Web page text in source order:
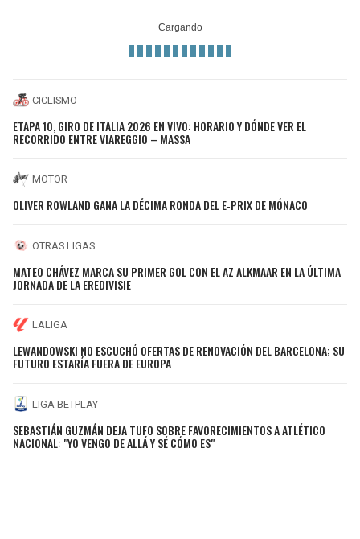
CICLISMO
ETAPA 10, GIRO DE ITALIA 2026 EN VIVO: HORARIO Y DÓNDE VER EL
RECORRIDO ENTRE VIAREGGIO – MASSA
MOTOR
OLIVER ROWLAND GANA LA DÉCIMA RONDA DEL E‑PRIX DE MÓNACO
OTRAS LIGAS
MATEO CHÁVEZ MARCA SU PRIMER GOL CON EL AZ ALKMAAR EN LA ÚLTIMA
JORNADA DE LA EREDIVISIE
LALIGA
LEWANDOWSKI NO ESCUCHÓ OFERTAS DE RENOVACIÓN DEL BARCELONA; SU
FUTURO ESTARÍA FUERA DE EUROPA
LIGA BETPLAY
SEBASTIÁN GUZMÁN DEJA TUFO SOBRE FAVORECIMIENTOS A ATLÉTICO
NACIONAL: "YO VENGO DE ALLÁ Y SÉ CÓMO ES"